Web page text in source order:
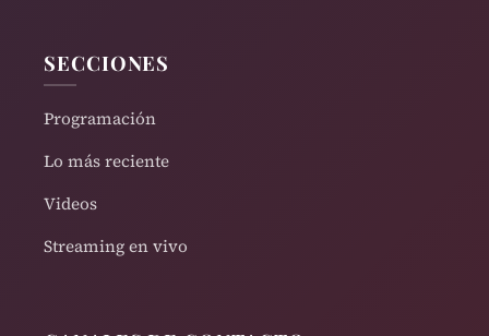
SECCIONES
Programación
Lo más reciente
Videos
Streaming en vivo